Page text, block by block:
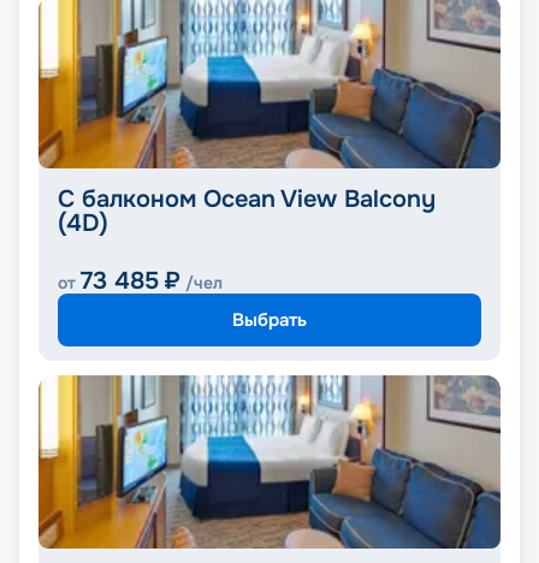
С балконом Ocean View Balcony
(4D)
от 73 485 ₽ /чел
Выбрать